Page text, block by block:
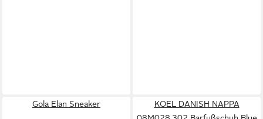
Gola Elan Sneaker
KOEL DANISH NAPPA